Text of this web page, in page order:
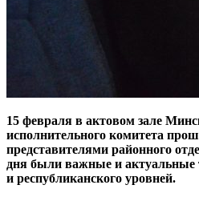
15 февраля в актовом зале
исполнительного комитета
представителями районного
дня были важные и актуальные
и республиканского уровней.